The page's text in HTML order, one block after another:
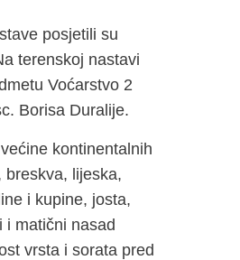
posjetili su
terenskoj nastavi
Voćarstvo 2
Borisa Duralije.
kontinentalnih
lijeska,
i kupine, josta,
i matični nasad
vrsta i sorata pred